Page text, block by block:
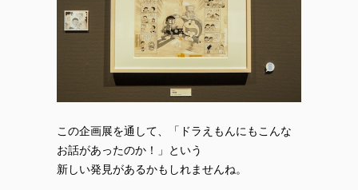
この企画展を通して、「ドラえもんにもこんな
お話があったのか！」という
新しい発見があるかもしれませんね。